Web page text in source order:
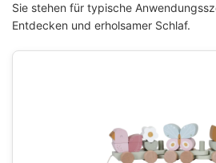
Sie stehen für typische
Entdecken und erholsamer Schlaf.